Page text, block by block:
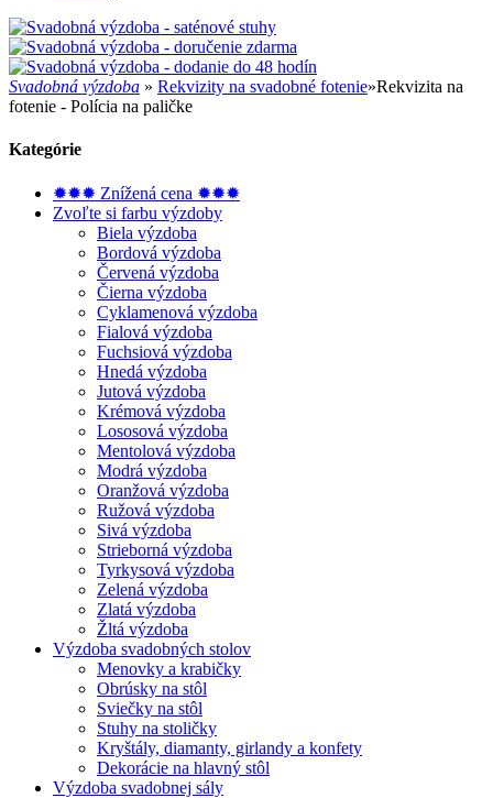
Svadobná výzdoba » Rekvizity na svadobné fotenie»Rekvizita na
fotenie - Polícia na paličke
Kategórie
✹✹✹ Znížená cena ✹✹✹
Zvoľte si farbu výzdoby
Biela výzdoba
Bordová výzdoba
Červená výzdoba
Čierna výzdoba
Cyklamenová výzdoba
Fialová výzdoba
Fuchsiová výzdoba
Hnedá výzdoba
Jutová výzdoba
Krémová výzdoba
Lososová výzdoba
Mentolová výzdoba
Modrá výzdoba
Oranžová výzdoba
Ružová výzdoba
Sivá výzdoba
Strieborná výzdoba
Tyrkysová výzdoba
Zelená výzdoba
Zlatá výzdoba
Žltá výzdoba
Výzdoba svadobných stolov
Menovky a krabičky
Obrúsky na stôl
Sviečky na stôl
Stuhy na stoličky
Kryštály, diamanty, girlandy a konfety
Dekorácie na hlavný stôl
Výzdoba svadobnej sály